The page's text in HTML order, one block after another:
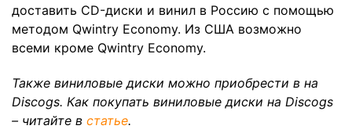
доставить CD-диски и винил в Россию с помощью
методом Qwintry Economy. Из США возможно
всеми кроме Qwintry Economy.
Также виниловые диски можно приобрести в на
Discogs. Как покупать виниловые диски на Discogs
– читайте в статье.